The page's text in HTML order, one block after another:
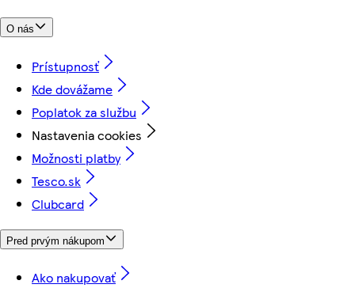
O nás
Prístupnosť
Kde dovážame
Poplatok za službu
Nastavenia cookies
Možnosti platby
Tesco.sk
Clubcard
Pred prvým nákupom
Ako nakupovať